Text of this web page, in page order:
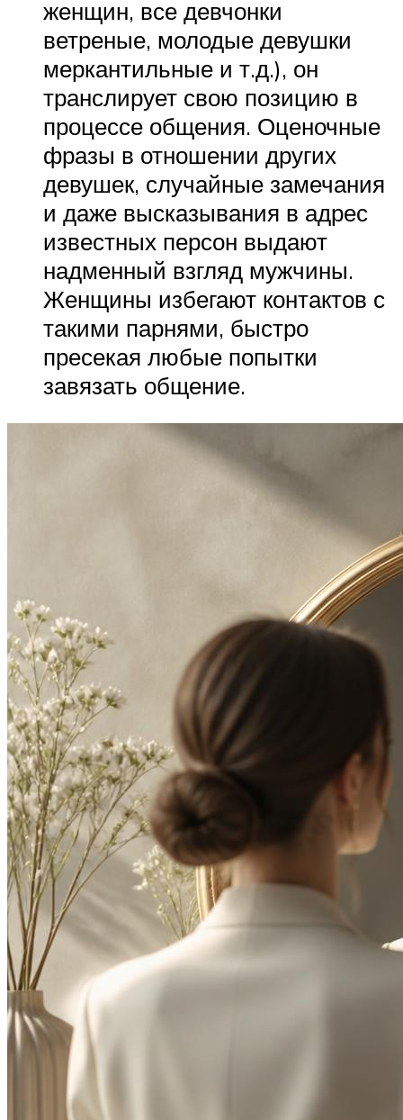
женщин, все девчонки
ветреные, молодые девушки
меркантильные и т.д.), он
транслирует свою позицию в
процессе общения. Оценочные
фразы в отношении других
девушек, случайные замечания
и даже высказывания в адрес
известных персон выдают
надменный взгляд мужчины.
Женщины избегают контактов с
такими парнями, быстро
пресекая любые попытки
завязать общение.